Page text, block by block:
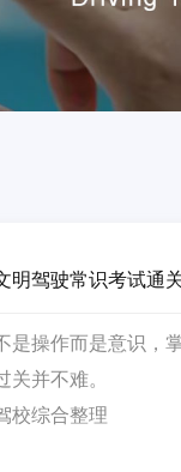
明驾驶常识考试通
是操作而是意识，
关并不难。
校综合整理